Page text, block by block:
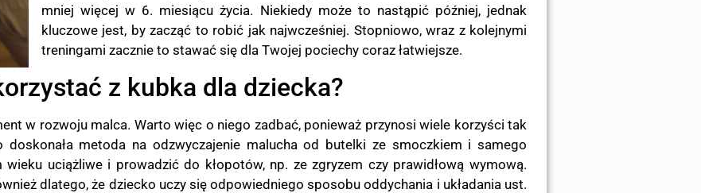
mniej więcej w 6. miesiącu życia. Niekiedy może to nastąpić później, jednak
kluczowe jest, by zacząć to robić jak najwcześniej. Stopniowo, wraz z kolejnymi
treningami zacznie to stawać się dla Twojej pociechy coraz łatwiejsze.
z kubka dla dziecka?
w rozwoju malca. Warto więc o niego zadbać, ponieważ przynosi wiele korzyści tak
metoda na odzwyczajenie malucha od butelki ze smoczkiem i samego
uciążliwe i prowadzić do kłopotów, np. ze zgryzem czy prawidłową wymową.
dlatego, że dziecko uczy się odpowiedniego sposobu oddychania i układania ust.